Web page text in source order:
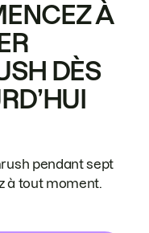
À
DÈS
pendant sept
à tout moment.